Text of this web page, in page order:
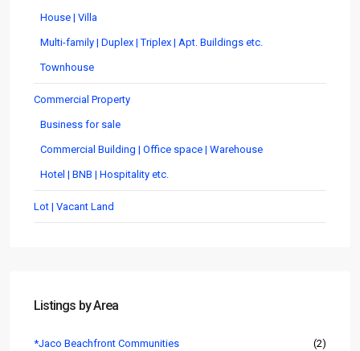
House | Villa
Multi-family | Duplex | Triplex | Apt. Buildings etc.
Townhouse
Commercial Property
Business for sale
Commercial Building | Office space | Warehouse
Hotel | BNB | Hospitality etc.
Lot | Vacant Land
Listings by Area
*Jaco Beachfront Communities (2)